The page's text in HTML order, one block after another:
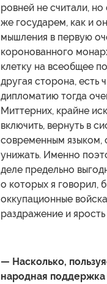
ровней не считали,
же государем, как и
мышления в первую
коронованного
клетку на всеобщее
другая сторона, есть
дипломатию тогда
Миттерних, крайне
включить, вернуть в
современным языком,
унижать. Именно
деле предельно
о которых я говорил,
оккупационные
раздражение и
— Насколько,
народная поддержка